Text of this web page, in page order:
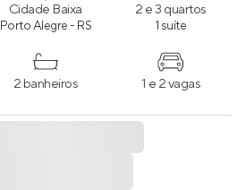
Cidade Baixa
Porto Alegre - RS
2 e 3 quartos
1 suíte
2 banheiros 1 e 2 vagas